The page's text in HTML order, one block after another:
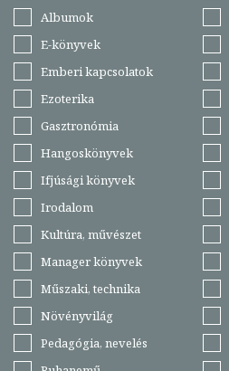
Albumok
E-könyvek
Emberi kapcsolatok
Ezoterika
Gasztronómia
Hangoskönyvek
Ifjúsági könyvek
Irodalom
Kultúra, művészet
Manager könyvek
Műszaki, technika
Növényvilág
Pedagógia, nevelés